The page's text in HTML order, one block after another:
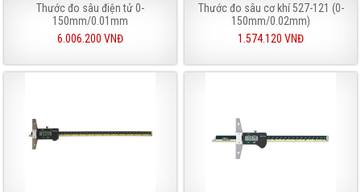
Thước đo sâu điện tử 0-
150mm/0.01mm
6.006.200 VNĐ
Thước đo sâu cơ khí 527-121 (0-
150mm/0.02mm)
1.574.120 VNĐ